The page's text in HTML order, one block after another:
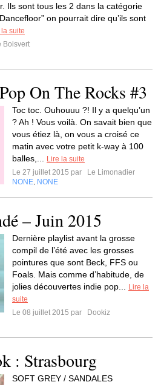
Ils sont tous les 2 dans la catégorie
on pourrait dire qu’ils sont
la suite
Boisvert
On The Rocks #3
Toc toc. Ouhouuu ?! Il y a quelqu’un
? Ah ! Vous voilà. On savait bien que
vous étiez là, on vous a croisé ce
matin avec votre petit k-way à 100
balles,...
Lire la suite
Le 27 juillet 2015 par
Le Limonadier
NONE NONE
– Juin 2015
Dernière playlist avant la grosse
compil de l’été avec les grosses
pointures que sont Beck, FFS ou
Foals. Mais comme d’habitude, de
jolies découvertes indie pop...
Lire la
suite
Le 08 juillet 2015 par
Dookiz
: Strasbourg
SOFT GREY / SANDALES